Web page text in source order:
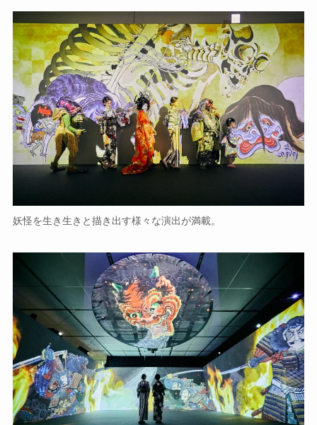
妖怪を生き生きと描き出す様々な演出が満載。